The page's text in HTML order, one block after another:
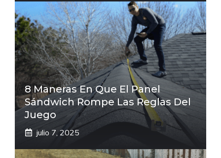
8 Maneras En Que El Panel
Sándwich Rompe Las Reglas Del
Juego
julio 7, 2025